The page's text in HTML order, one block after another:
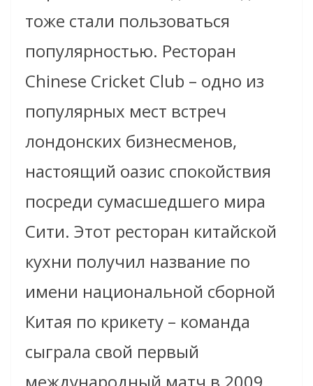
тоже стали пользоваться
популярностью. Ресторан
Chinese Cricket Club – одно из
популярных мест встреч
лондонских бизнесменов,
настоящий оазис спокойствия
посреди сумасшедшего мира
Сити. Этот ресторан китайской
кухни получил название по
имени национальной сборной
Китая по крикету – команда
сыграла свой первый